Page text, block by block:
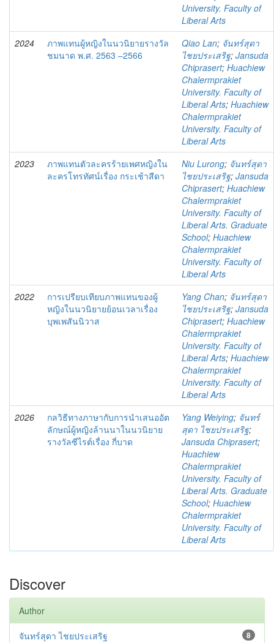
University. Faculty of
Liberal Arts
2024
ภาพแทนผู้หญิงในนวนิยายรางวัล
ชมนาด พ.ศ. 2563 –2566
Qiao Lan; จันทร์สุดา
ไชยประเสริฐ; Jansuda
Chiprasert; Huachiew
Chalermprakiet
University. Faculty of
Liberal Arts; Huachiew
Chalermprakiet
University. Faculty of
Liberal Arts
2023
ภาพแทนตัวละครร้ายเพศหญิงใน
ละครโทรทัศน์เรื่อง กระเช้าสีดา
Niu Lurong; จันทร์สุดา
ไชยประเสริฐ; Jansuda
Chiprasert; Huachiew
Chalermprakiet
University. Faculty of
Liberal Arts. Graduate
School; Huachiew
Chalermprakiet
University. Faculty of
Liberal Arts
2022
การเปรียบเทียบภาพแทนของผู้
หญิงในนวนิยายย้อนเวลาเรื่อง
บุพเพสันนิวาส
Yang Chan; จันทร์สุดา
ไชยประเสริฐ; Jansuda
Chiprasert; Huachiew
Chalermprakiet
University. Faculty of
Liberal Arts; Huachiew
Chalermprakiet
University. Faculty of
Liberal Arts
2026
กลวิธีทางภาษากับการนำเสนออัต
ลักษณ์ผู้หญิงล้านนาในนวนิยาย
รางวัลซีไรต์เรื่อง กี่บาด
Yang Weiying; จันทร์
สุดา ไชยประเสริฐ;
Jansuda Chiprasert;
Huachiew
Chalermprakiet
University. Faculty of
Liberal Arts. Graduate
School; Huachiew
Chalermprakiet
University. Faculty of
Liberal Arts
Discover
Author
8
จันทร์สุดา ไชยประเสริฐ